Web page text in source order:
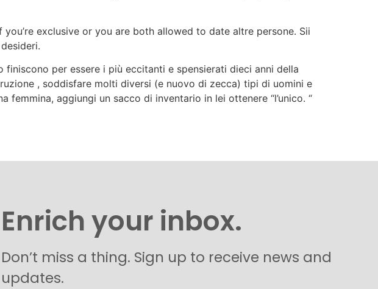
exclusive or you are both allowed to date altre persone. Sii
per essere i più eccitanti e spensierati dieci anni della
, soddisfare molti diversi (e nuovo di zecca) tipi di uomini e
aggiungi un sacco di inventario in lei ottenere “l’unico. “
Enrich your inbox.
Don’t miss a thing. Sign up to receive news and
updates.